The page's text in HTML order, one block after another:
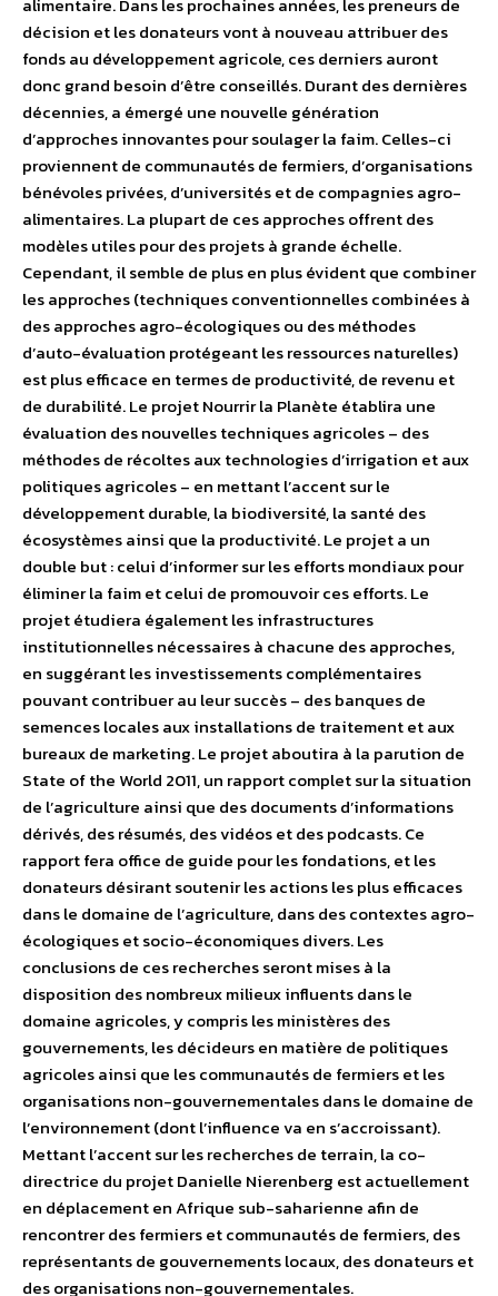
alimentaire. Dans les prochaines années, les preneurs de
décision et les donateurs vont à nouveau attribuer des
fonds au développement agricole, ces derniers auront
donc grand besoin d’être conseillés. Durant des dernières
décennies, a émergé une nouvelle génération
d’approches innovantes pour soulager la faim. Celles-ci
proviennent de communautés de fermiers, d’organisations
bénévoles privées, d’universités et de compagnies agro-
alimentaires. La plupart de ces approches offrent des
modèles utiles pour des projets à grande échelle.
Cependant, il semble de plus en plus évident que combiner
les approches (techniques conventionnelles combinées à
des approches agro-écologiques ou des méthodes
d’auto-évaluation protégeant les ressources naturelles)
est plus efficace en termes de productivité, de revenu et
de durabilité. Le projet Nourrir la Planète établira une
évaluation des nouvelles techniques agricoles – des
méthodes de récoltes aux technologies d’irrigation et aux
politiques agricoles – en mettant l’accent sur le
développement durable, la biodiversité, la santé des
écosystèmes ainsi que la productivité. Le projet a un
double but : celui d’informer sur les efforts mondiaux pour
éliminer la faim et celui de promouvoir ces efforts. Le
projet étudiera également les infrastructures
institutionnelles nécessaires à chacune des approches,
en suggérant les investissements complémentaires
pouvant contribuer au leur succès – des banques de
semences locales aux installations de traitement et aux
bureaux de marketing. Le projet aboutira à la parution de
State of the World 2011, un rapport complet sur la situation
de l’agriculture ainsi que des documents d’informations
dérivés, des résumés, des vidéos et des podcasts. Ce
rapport fera office de guide pour les fondations, et les
donateurs désirant soutenir les actions les plus efficaces
dans le domaine de l’agriculture, dans des contextes agro-
écologiques et socio-économiques divers. Les
conclusions de ces recherches seront mises à la
disposition des nombreux milieux influents dans le
domaine agricoles, y compris les ministères des
gouvernements, les décideurs en matière de politiques
agricoles ainsi que les communautés de fermiers et les
organisations non-gouvernementales dans le domaine de
l’environnement (dont l’influence va en s’accroissant).
Mettant l’accent sur les recherches de terrain, la co-
directrice du projet Danielle Nierenberg est actuellement
en déplacement en Afrique sub-saharienne afin de
rencontrer des fermiers et communautés de fermiers, des
représentants de gouvernements locaux, des donateurs et
des organisations non-gouvernementales.